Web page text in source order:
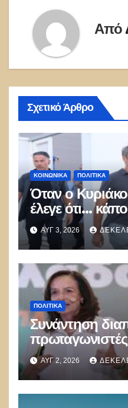
Από
Σχετικό Άρθρο
ΚΟΙΝΩΝΙΚΑ ΠΟΛΙΤΙΚΑ
Όταν ο
έλεγε ότι…
καούν τα δάση
ΑΥΓ 3, 2026
ΠΟΛΙΤΙΚΑ
Συνάντηση
Γ.Γεραπετρίτης,
διαψεύδουν
ΑΥΓ 2, 2026